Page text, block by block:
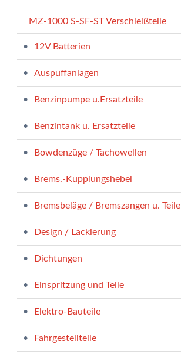
MZ-1000 S-SF-ST Verschleißteile
12V Batterien
Auspuffanlagen
Benzinpumpe u.Ersatzteile
Benzintank u. Ersatzteile
Bowdenzüge / Tachowellen
Brems.-Kupplungshebel
Bremsbeläge / Bremszangen u. Teile
Design / Lackierung
Dichtungen
Einspritzung und Teile
Elektro-Bauteile
Fahrgestellteile